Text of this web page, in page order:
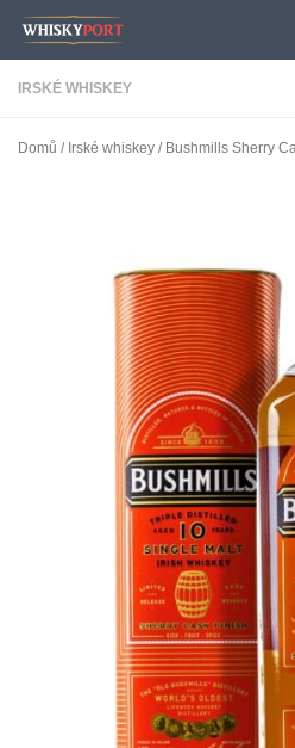
Skip to content
IRSKÉ WHISKEY
Domů / Irské whiskey / Bushmills Sherry